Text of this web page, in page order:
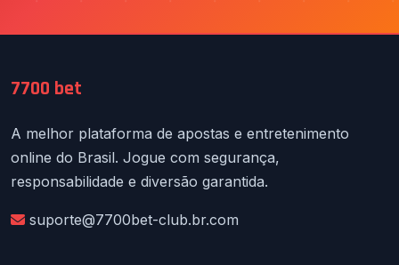
7700 bet
A melhor plataforma de apostas e entretenimento
online do Brasil. Jogue com segurança,
responsabilidade e diversão garantida.
suporte@7700bet-club.br.com